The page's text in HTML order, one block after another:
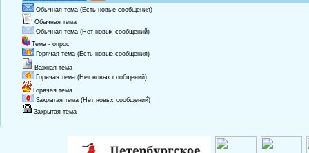
Обычная тема (Есть новые сообщения)
Обычная тема
Обычная тема (Нет новых сообщений)
Тема - опрос
Горячая тема (Есть новые сообщения)
Важная тема
Горячая тема (Нет новых сообщений)
Горячая тема
Закрытая тема (Нет новых сообщений)
Закрытая тема